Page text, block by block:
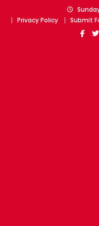
Privacy Policy
Submit